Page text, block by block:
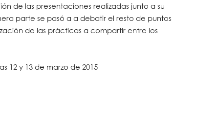
de las presentaciones realizadas junto a su
parte se pasó a a debatir el resto de puntos
de las prácticas a compartir entre los
12 y 13 de marzo de 2015